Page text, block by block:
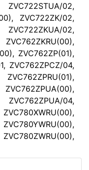
02,
ZVC722ZK/02,
02,
ZVC762ZP(01),
ZVC762ZPCZ/04,
04,